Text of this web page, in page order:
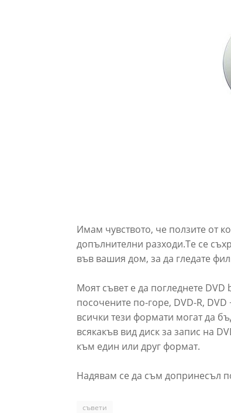
Имам чувството, че ползите от
допълнителни разходи.Те се
във вашия дом, за да гледате
Моят съвет е да погледнете
посочените по-горе, DVD-R,
всички тези формати могат да
всякакъв вид диск за запис на
към един или друг формат.
Надявам се да съм допринесъл
съвети